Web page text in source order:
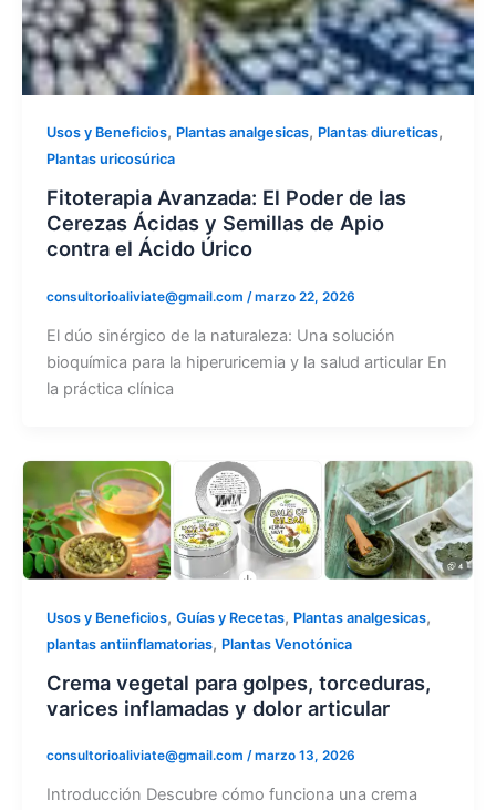
Usos y Beneficios, Plantas analgesicas, Plantas diureticas,
Plantas uricosúrica
Fitoterapia Avanzada: El Poder de las
Cerezas Ácidas y Semillas de Apio
contra el Ácido Úrico
consultorioaliviate@gmail.com /marzo 22, 2026
El dúo sinérgico de la naturaleza: Una solución
bioquímica para la hiperuricemia y la salud articular En
la práctica clínica
Usos y Beneficios, Guías y Recetas, Plantas analgesicas,
plantas antiinflamatorias, Plantas Venotónica
Crema vegetal para golpes, torceduras,
varices inflamadas y dolor articular
consultorioaliviate@gmail.com /marzo 13, 2026
Introducción Descubre cómo funciona una crema